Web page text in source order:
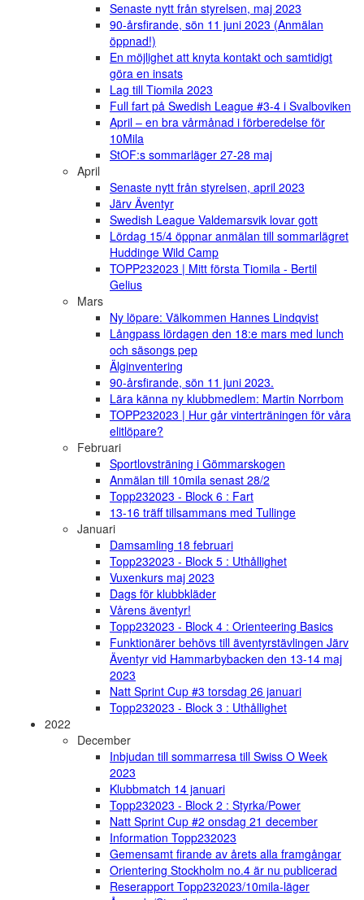
Senaste nytt från styrelsen, maj 2023
90-årsfirande, sön 11 juni 2023 (Anmälan
öppnad!)
En möjlighet att knyta kontakt och samtidigt
göra en insats
Lag till Tiomila 2023
Full fart på Swedish League #3-4 i Svalboviken
April – en bra vårmånad i förberedelse för
10Mila
StOF:s sommarläger 27-28 maj
April
Senaste nytt från styrelsen, april 2023
Järv Äventyr
Swedish League Valdemarsvik lovar gott
Lördag 15/4 öppnar anmälan till sommarlägret
Huddinge Wild Camp
TOPP232023 | Mitt första Tiomila - Bertil
Gelius
Mars
Ny löpare: Välkommen Hannes Lindqvist
Långpass lördagen den 18:e mars med lunch
och säsongs pep
Älginventering
90-årsfirande, sön 11 juni 2023.
Lära känna ny klubbmedlem: Martin Norrbom
TOPP232023 | Hur går vinterträningen för våra
elitlöpare?
Februari
Sportlovsträning i Gömmarskogen
Anmälan till 10mila senast 28/2
Topp232023 - Block 6 : Fart
13-16 träff tillsammans med Tullinge
Januari
Damsamling 18 februari
Topp232023 - Block 5 : Uthållighet
Vuxenkurs maj 2023
Dags för klubbkläder
Vårens äventyr!
Topp232023 - Block 4 : Orienteering Basics
Funktionärer behövs till äventyrstävlingen Järv
Äventyr vid Hammarbybacken den 13-14 maj
2023
Natt Sprint Cup #3 torsdag 26 januari
Topp232023 - Block 3 : Uthållighet
2022
December
Inbjudan till sommarresa till Swiss O Week
2023
Klubbmatch 14 januari
Topp232023 - Block 2 : Styrka/Power
Natt Sprint Cup #2 onsdag 21 december
Information Topp232023
Gemensamt firande av årets alla framgångar
Orientering Stockholm no.4 är nu publicerad
Reserapport Topp232023/10mila-läger